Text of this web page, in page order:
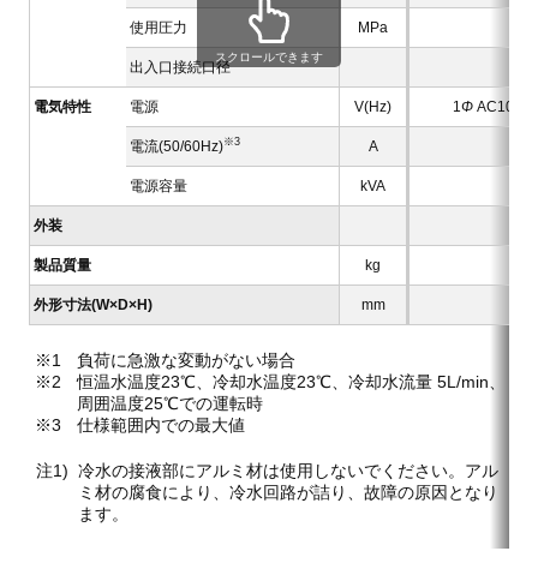
使用圧力 MPa
出入口接続口径
電気特性 電源 V(Hz) 1Φ AC100
電流(50/60Hz)※3 A
電源容量 kVA
外装
製品質量 kg
外形寸法(W×D×H) mm
負荷に急激な変動がない場合
恒温水温度23℃、冷却水温度23℃、冷却水流量 5L/min、
周囲温度25℃での運転時
仕様範囲内での最大値
冷水の接液部にアルミ材は使用しないでください。アル
ミ材の腐食により、冷水回路が詰り、故障の原因となり
ます。
スクロールできます